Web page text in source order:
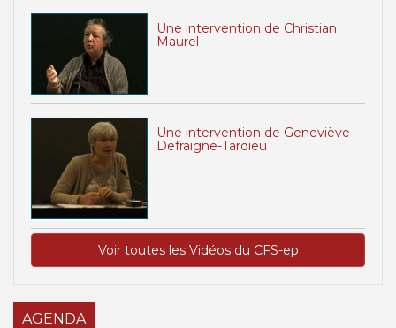
Une intervention de Christian
Maurel
Une intervention de Geneviève
Defraigne-Tardieu
Voir toutes les Vidéos du CFS-ep
AGENDA